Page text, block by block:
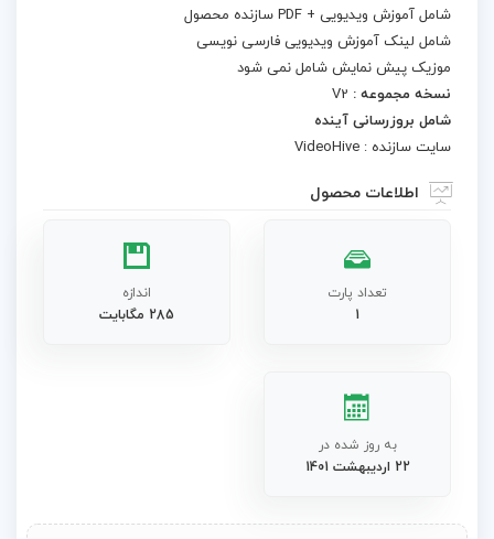
شامل آموزش ویدیویی + PDF سازنده محصول
شامل لینک آموزش ویدیویی فارسی نویسی
موزیک پیش نمایش شامل نمی شود
نسخه مجموعه : V2
شامل بروزرسانی آینده
سایت سازنده : VideoHive
اطلاعات محصول
تعداد پارت
1
اندازه
285 مگابایت
به روز شده در
22 اردیبهشت 1401